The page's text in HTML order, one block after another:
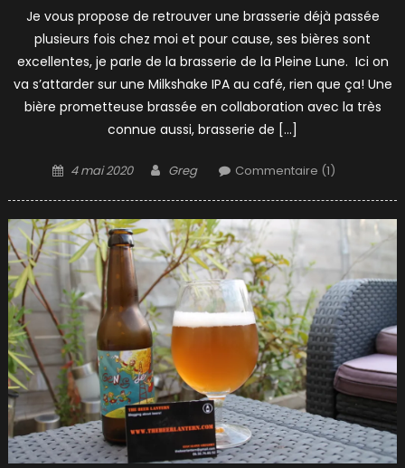
Je vous propose de retrouver une brasserie déjà passée
plusieurs fois chez moi et pour cause, ses bières sont
excellentes, je parle de la brasserie de la Pleine Lune. Ici on
va s’attarder sur une Milkshake IPA au café, rien que ça! Une
bière prometteuse brassée en collaboration avec la très
connue aussi, brasserie de […]
Posted
4 mai 2020 Author
Greg Commentaire (1)